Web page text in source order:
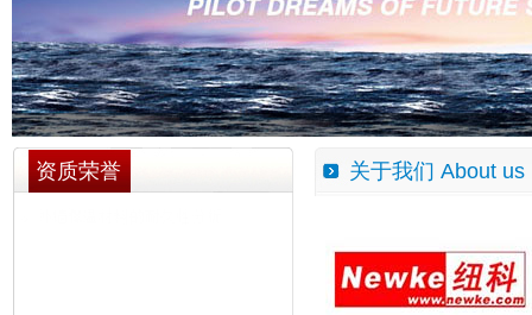
资质荣誉 关于我们 About us